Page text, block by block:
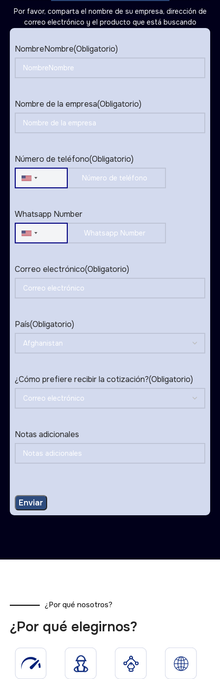
Por favor, comparta el nombre de su empresa, dirección de
correo electrónico y el producto que está buscando
NombreNombre(Obligatorio)
Nombre de la empresa(Obligatorio)
Número de teléfono(Obligatorio)
United
Whatsapp Number
United
Correo electrónico(Obligatorio)
País(Obligatorio)
¿Cómo prefiere recibir la cotización?(Obligatorio)
Notas adicionales
¿Por qué nosotros?
¿Por qué elegirnos?